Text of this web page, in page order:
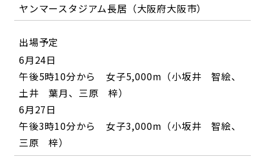
ヤンマースタジアム長居（大阪府大阪市）
出場予定
6月24日
午後5時10分から 女子5,000m（小坂井 智絵、
土井 葉月、三原 梓）
6月27日
午後3時10分から 女子3,000m（小坂井 智絵、
三原 梓）